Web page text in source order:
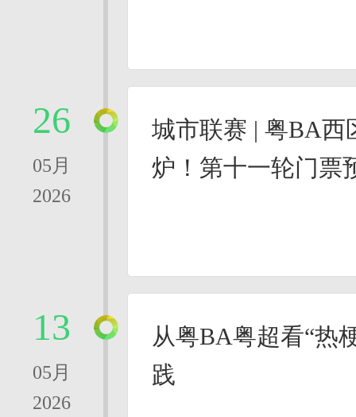
26
05月
2026
城市联赛 | 粤BA西
炉！第十一轮门票
13
05月
2026
从粤BA粤超看“热
践